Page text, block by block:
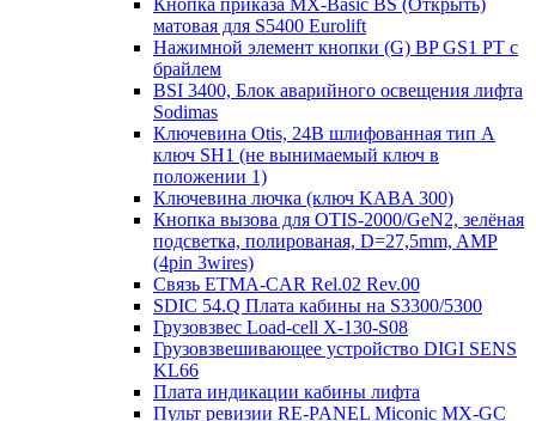
Кнопка приказа MX-Basic BS (Открыть)
матовая для S5400 Eurolift
Нажимной элемент кнопки (G) BP GS1 PT с
брайлем
BSI 3400, Блок аварийного освещения лифта
Sodimas
Ключевина Otis, 24В шлифованная тип А
ключ SH1 (не вынимаемый ключ в
положении 1)
Ключевина лючка (ключ KABA 300)
Кнопка вызова для OTIS-2000/GeN2, зелёная
подсветка, полированая, D=27,5mm, AMP
(4pin 3wires)
Связь ETMA-CAR Rel.02 Rev.00
SDIC 54.Q Плата кабины на S3300/5300
Грузовзвес Load-cell X-130-S08
Грузовзвешивающее устройство DIGI SENS
KL66
Плата индикации кабины лифта
Пульт ревизии RE-PANEL Miconic MX-GC